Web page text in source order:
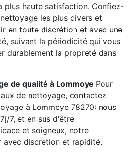
plus haute satisfaction. Confiez-
les plus divers et
en toute discrétion et avec une
suivant la périodicité qui vous
durablement la propreté dans
de qualité à Lommoye Pour
de nettoyage, contactez
à Lommoye 78270: nous
7, et en sus d'être
et soigneux, notre
avec discrétion et rapidité.